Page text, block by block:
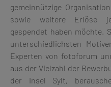
gemeinnützige
sowie weitere Erlöse
gespendet haben möchte.
unterschiedlichsten
Experten von fotoforum
aus der Vielzahl der
der Insel Sylt,